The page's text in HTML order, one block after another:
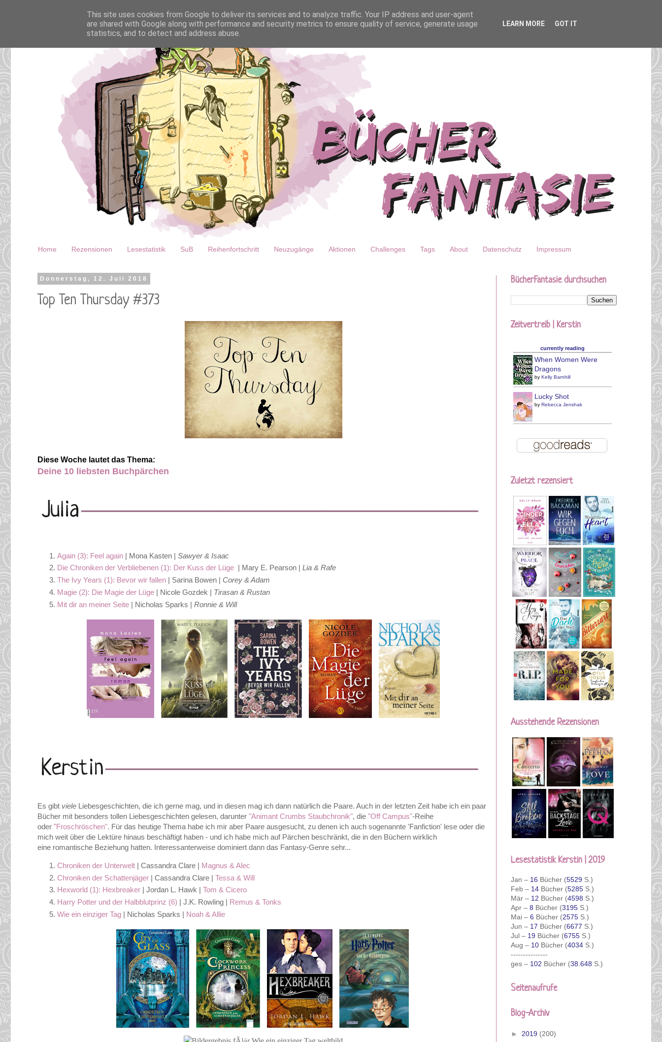
Home Rezensionen Lesestatistik SuB Reihenfortschritt Neuzugänge Aktionen Challenges Tags About Datenschutz Impressum
Donnerstag, 12. Juli 2018
Top Ten Thursday #373
Diese Woche lautet das Thema:
Deine 10 liebsten Buchpärchen
Again (3): Feel again | Mona Kasten | Sawyer & Isaac
Die Chroniken der Verbliebenen (1): Der Kuss der Lüge | Mary E. Pearson | Lia & Rafe
The Ivy Years (1): Bevor wir fallen | Sarina Bowen | Corey & Adam
Magie (2): Die Magie der Lüge | Nicole Gozdek | Tirasan & Rustan
Mit dir an meiner Seite | Nicholas Sparks | Ronnie & Will
Es gibt viele Liebesgeschichten, die ich gerne mag, und in diesen mag ich dann natürlich die Paare. Auch in der letzten Zeit habe ich ein paar
Bücher mit besonders tollen Liebesgeschichten gelesen, darunter "Animant Crumbs Staubchronik", die "Off Campus"-Reihe
oder "Froschröschen". Für das heutige Thema habe ich mir aber Paare ausgesucht, zu denen ich auch sogenannte 'Fanfiction' lese oder die
mich weit über die Lektüre hinaus beschäftigt haben - und ich habe mich auf Pärchen beschränkt, die in den Büchern wirklich
eine romantische Beziehung hatten. Interessanterweise dominiert dann das Fantasy-Genre sehr...
Chroniken der Unterwelt | Cassandra Clare | Magnus & Alec
Chroniken der Schattenjäger | Cassandra Clare | Tessa & Will
Hexworld (1): Hexbreaker | Jordan L. Hawk | Tom & Cicero
Harry Potter und der Halbblutprinz (6) | J.K. Rowling | Remus & Tonks
Wie ein einziger Tag | Nicholas Sparks | Noah & Allie
BücherFantasie durchsuchen
Zeitvertreib | Kerstin
currently reading
When Women Were
Dragons
by Kelly Barnhill
Lucky Shot
by Rebecca Jenshak
Zuletzt rezensiert
Ausstehende Rezensionen
Lesestatistik Kerstin | 2019
Jan – 16 Bücher (5529 S.)
Feb – 14 Bücher (5285 S.)
Mär – 12 Bücher (4598 S.)
Apr – 8 Bücher (3195 S.)
Mai – 6 Bücher (2575 S.)
Jun – 17 Bücher (6677 S.)
Jul – 19 Bücher (6755 S.)
Aug – 10 Bücher (4034 S.)
---------------
ges – 102 Bücher (38.648 S.)
Seitenaufrufe
Blog-Archiv
► 2019 (200)
This site uses cookies from Google to deliver its services and to analyze traffic. Your IP address and user-agent
are shared with Google along with performance and security metrics to ensure quality of service, generate usage
statistics, and to detect and address abuse.
LEARN MORE GOT IT